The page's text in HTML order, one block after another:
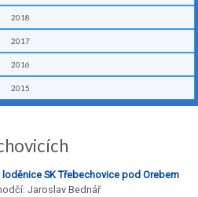
2018
2017
2016
2015
loděnice SK Třebechovice pod Orebem
Jaroslav Bednář